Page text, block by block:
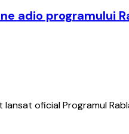
adio programului
lansat oficial Programul